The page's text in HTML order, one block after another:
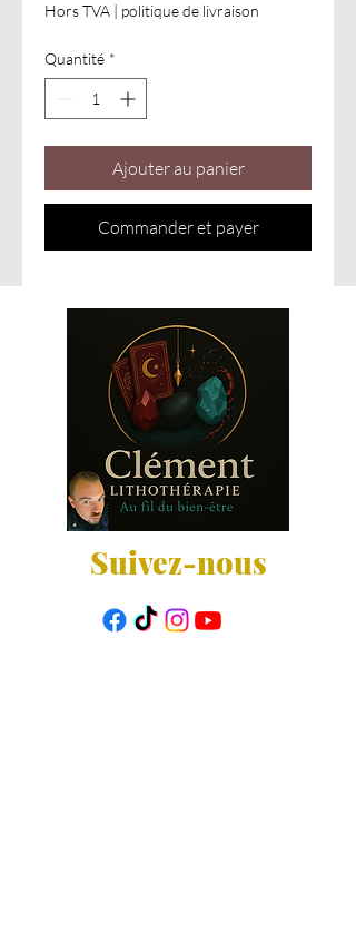
Hors TVA | politique de livraison
Quantité *
Ajouter au panier
Commander et payer
Suivez-nous